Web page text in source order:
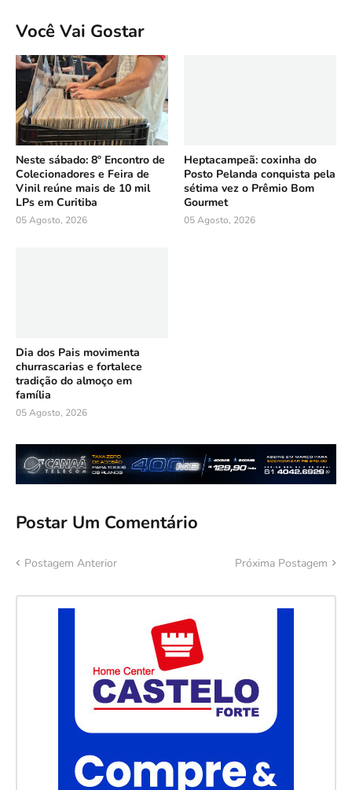
Você Vai Gostar
Neste sábado: 8º Encontro de
Colecionadores e Feira de
Vinil reúne mais de 10 mil
LPs em Curitiba
05 Agosto, 2026
Heptacampeã: coxinha do
Posto Pelanda conquista pela
sétima vez o Prêmio Bom
Gourmet
05 Agosto, 2026
Dia dos Pais movimenta
churrascarias e fortalece
tradição do almoço em
família
05 Agosto, 2026
Postar Um Comentário
Postagem Anterior Próxima Postagem